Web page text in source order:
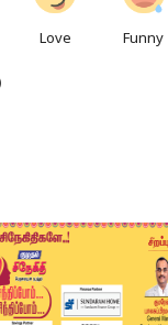
Love Funny